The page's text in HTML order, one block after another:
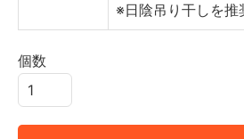
※日陰吊り干しを推
個数